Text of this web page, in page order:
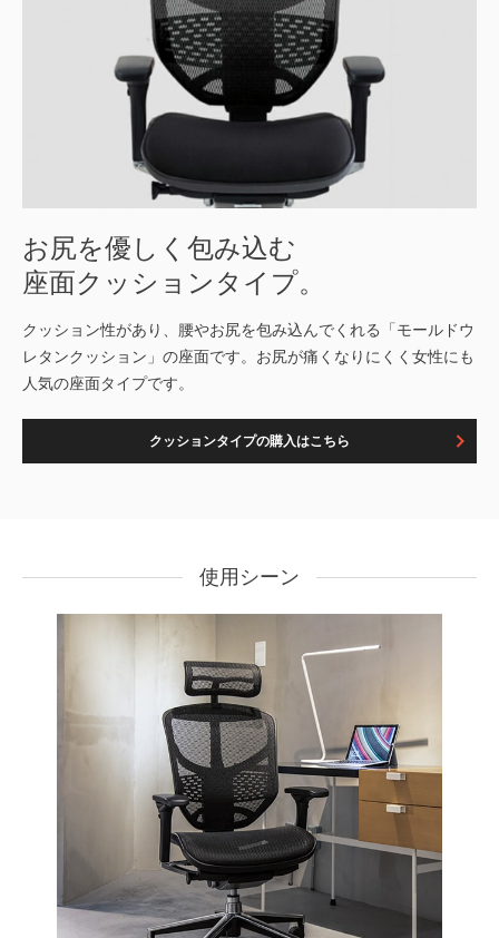
お尻を優しく包み込む
座面クッションタイプ。
クッション性があり、腰やお尻を包み込んでくれる「モールドウ
レタンクッション」の座面です。お尻が痛くなりにくく女性にも
人気の座面タイプです。
クッションタイプの購入はこちら
使用シーン